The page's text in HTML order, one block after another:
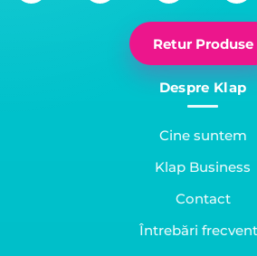
Retur Produse
Despre Klap
Cine suntem
Klap Business
Contact
Întrebări